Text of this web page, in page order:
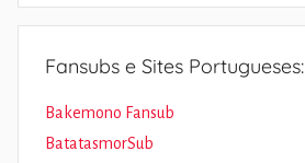
Fansubs e Sites Portugueses:
Bakemono Fansub
BatatasmorSub